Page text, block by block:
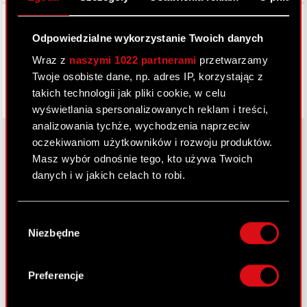
Odpowiedzialne wykorzystanie Twoich danych
Wraz z naszymi 1022 partnerami przetwarzamy
Twoje osobiste dane, np. adres IP, korzystając z
takich technologii jak pliki cookie, w celu
wyświetlania spersonalizowanych reklam i treści,
analizowania tychże, wychodzenia naprzeciw
oczekiwaniom użytkowników i rozwoju produktów.
Masz wybór odnośnie tego, kto używa Twoich
danych i w jakich celach to robi.
Gromadzić dane dotyczące Twojej
lokalizacji geograficznej z dokładnością nawet
Identyfikować Twoje urządzenie, aktywnie
analizując charakteryzującego je zbiory
zgody
Niezbędne
Preferencje
Facebook
O CD PROJEKT
Grupa Kapitałowa
Nasz biznes
Zrównoważony rozwój